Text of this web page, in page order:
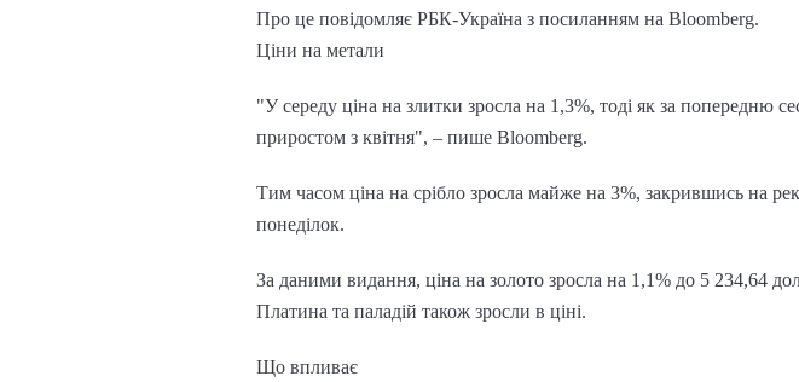
Про це повідомляє РБК-Україна з посиланням на Bloomberg.
Ціни на метали
"У середу ціна на злитки зросла на 1,3%, тоді як за попередню
приростом з квітня", – пише Bloomberg.
Тим часом ціна на срібло зросла майже на 3%, закрившись на
понеділок.
За даними видання, ціна на золото зросла на 1,1% до 5 234,64
Платина та паладій також зросли в ціні.
Що впливає